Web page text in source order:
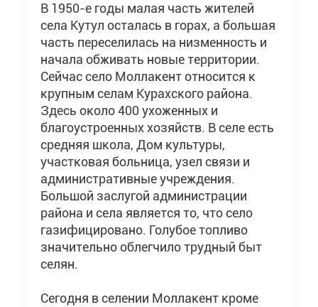
В 1950-е годы малая часть жителей
села Кутул осталась в горах, а большая
часть переселилась на низменность и
начала обживать новые территории.
Сейчас село Моллакент относится к
крупным селам Курахского района.
Здесь около 400 ухоженных и
благоустроенных хозяйств. В селе есть
средняя школа, Дом культуры,
участковая больница, узел связи и
административные учреждения.
Большой заслугой администрации
района и села является то, что село
газифицировано. Голубое топливо
значительно облегчило трудный быт
селян.
Сегодня в селении Моллакент кроме